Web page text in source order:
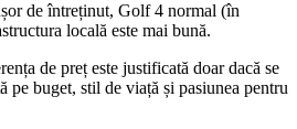
de întreținut, Golf 4 normal (în
locală este mai bună.
de preț este justificată doar dacă se
buget, stil de viață și pasiunea pentru